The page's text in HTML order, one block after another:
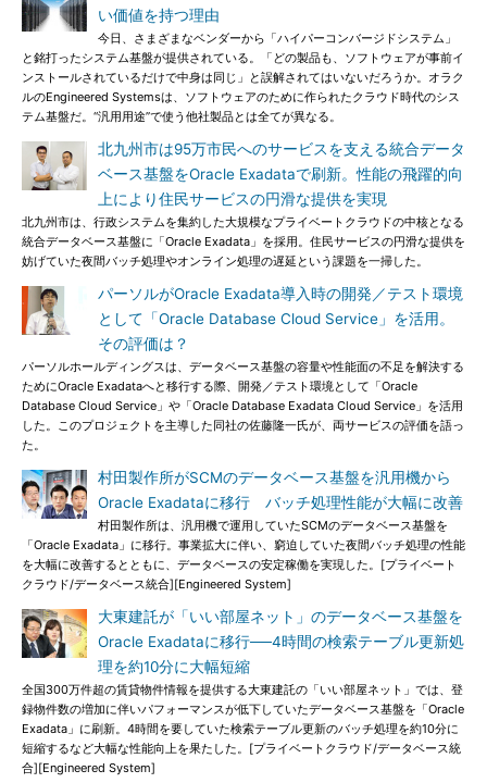
い価値を持つ理由
今日、さまざまなベンダーから「ハイパーコンバージドシステム」
と銘打ったシステム基盤が提供されている。「どの製品も、ソフトウェアが事前イ
ンストールされているだけで中身は同じ」と誤解されてはいないだろうか。オラク
ルのEngineered Systemsは、ソフトウェアのために作られたクラウド時代のシス
テム基盤だ。“汎用用途”で使う他社製品とは全てが異なる。
北九州市は95万市民へのサービスを支える統合データ
ベース基盤をOracle Exadataで刷新。性能の飛躍的向
上により住民サービスの円滑な提供を実現
北九州市は、行政システムを集約した大規模なプライベートクラウドの中核となる
統合データベース基盤に「Oracle Exadata」を採用。住民サービスの円滑な提供を
妨げていた夜間バッチ処理やオンライン処理の遅延という課題を一掃した。
パーソルがOracle Exadata導入時の開発／テスト環境
として「Oracle Database Cloud Service」を活用。
その評価は？
パーソルホールディングスは、データベース基盤の容量や性能面の不足を解決する
ためにOracle Exadataへと移行する際、開発／テスト環境として「Oracle
Database Cloud Service」や「Oracle Database Exadata Cloud Service」を活用
した。このプロジェクトを主導した同社の佐藤隆一氏が、両サービスの評価を語っ
た。
村田製作所がSCMのデータベース基盤を汎用機から
Oracle Exadataに移行 バッチ処理性能が大幅に改善
村田製作所は、汎用機で運用していたSCMのデータベース基盤を
「Oracle Exadata」に移行。事業拡大に伴い、窮迫していた夜間バッチ処理の性能
を大幅に改善するとともに、データベースの安定稼働を実現した。[プライベート
クラウド/データベース統合][Engineered System]
大東建託が「いい部屋ネット」のデータベース基盤を
Oracle Exadataに移行──4時間の検索テーブル更新処
理を約10分に大幅短縮
全国300万件超の賃貸物件情報を提供する大東建託の「いい部屋ネット」では、登
録物件数の増加に伴いパフォーマンスが低下していたデータベース基盤を「Oracle
Exadata」に刷新。4時間を要していた検索テーブル更新のバッチ処理を約10分に
短縮するなど大幅な性能向上を果たした。[プライベートクラウド/データベース統
合][Engineered System]